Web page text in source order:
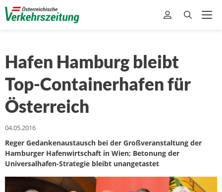
Hafen Hamburg bleibt
Top-Containerhafen für
Österreich
04.05.2016
Reger Gedankenaustausch bei der Großveranstaltung der
Hamburger Hafenwirtschaft in Wien; Betonung der
Universalhafen-Strategie bleibt unangetastet